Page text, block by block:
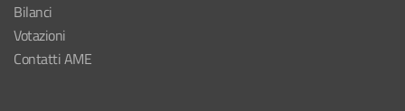
Bilanci
Votazioni
Contatti AME